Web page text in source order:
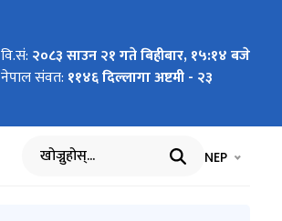
वि.सं: २०८३ साउन २१ गते बिहीबार, १५:१४ बजे
नेपाल संवत: ११४६ दिल्लागा अष्टमी - २३
खोज्नुहोस् भाषा चयन
NEP